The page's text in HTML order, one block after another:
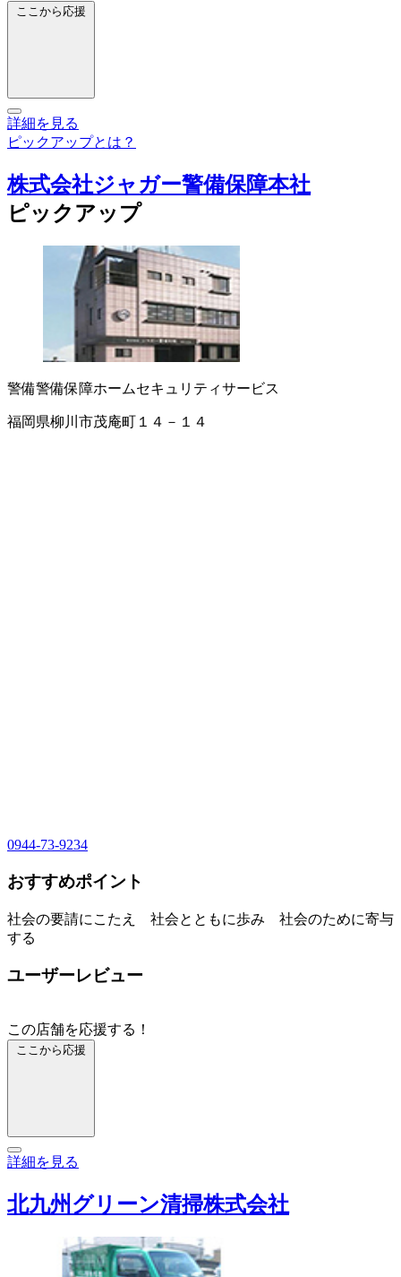
ここから応援
詳細を見る
ピックアップとは？
株式会社ジャガー警備保障本社
ピックアップ
警備警備保障ホームセキュリティサービス
福岡県柳川市茂庵町１４－１４
0944-73-9234
おすすめポイント
社会の要請にこたえ 社会とともに歩み 社会のために寄与
する
ユーザーレビュー
この店舗を応援する！
ここから応援
詳細を見る
北九州グリーン清掃株式会社